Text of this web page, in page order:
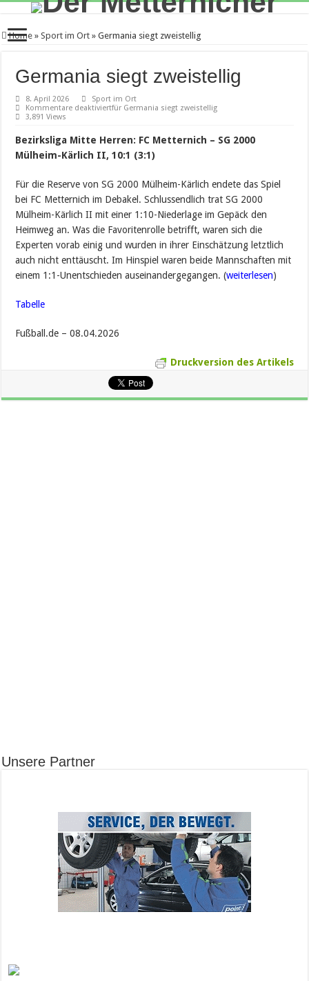
Home » Sport im Ort » Germania siegt zweistellig
Germania siegt zweistellig
8. April 2026
Sport im Ort
Kommentare deaktiviertfür Germania siegt zweistellig
3,891 Views
Bezirksliga Mitte Herren: FC Metternich – SG 2000
Mülheim-Kärlich II, 10:1 (3:1)
Für die Reserve von SG 2000 Mülheim-Kärlich endete das Spiel
bei FC Metternich im Debakel. Schlussendlich trat SG 2000
Mülheim-Kärlich II mit einer 1:10-Niederlage im Gepäck den
Heimweg an. Was die Favoritenrolle betrifft, waren sich die
Experten vorab einig und wurden in ihrer Einschätzung letztlich
auch nicht enttäuscht. Im Hinspiel waren beide Mannschaften mit
einem 1:1-Unentschieden auseinandergegangen. (weiterlesen)
Tabelle
Fußball.de – 08.04.2026
Druckversion des Artikels
Unsere Partner